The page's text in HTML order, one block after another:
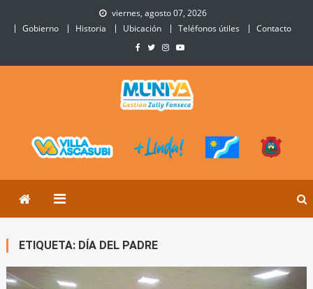
viernes, agosto 07, 2026
Gobierno
Historia Ubicación Teléfonos útiles Contacto
Ascasubi
ETIQUETA: DÍA DEL PADRE